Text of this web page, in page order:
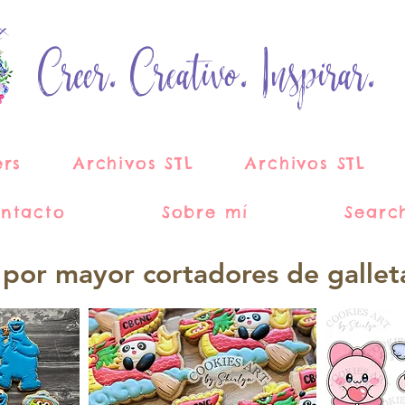
Creer. Creativo. Inspirar.
Archivos STL Archivos STL
Sobre mí
mayor cortadores de